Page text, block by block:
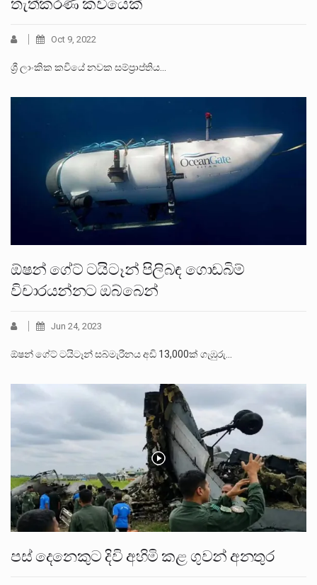
තැත්කරණ කවියෙක්
Oct 9, 2022
ශ්‍රී ලාංකික කවියේ නවක සම්ප්‍රාප්තිය…
ඕෂන් ගේට් ටයිටෑන් පිලිබඳ ගොඩබිම්
විචාරයන්නට ඔබ්බෙන්
Jun 24, 2023
ඕෂන් ගේට් ටයිටෑන් සබ්මැරීනය අඩි 13,000ක් ගැඹුරු…
පස් දෙනෙකුට දිවි අහිමි කළ ගුවන් අනතුර